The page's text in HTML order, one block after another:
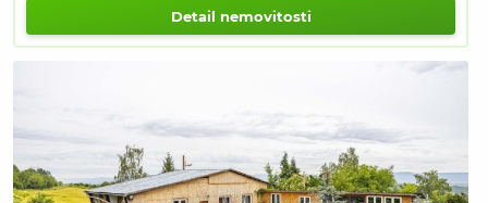
Detail nemovitosti